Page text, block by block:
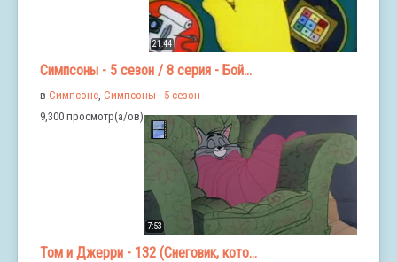
21:44
Симпсоны - 5 сезон / 8 серия - Бой...
в Симпсонс Симпсоны - 5 сезон
9,300 просмотр(а/ов)
7:53
Том и Джерри - 132 (Снеговик, кото...